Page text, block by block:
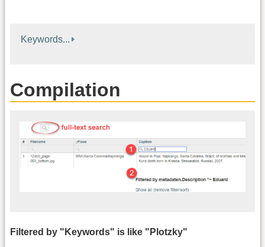
Keywords...
Compilation
Filtered by "Keywords" is like "Plotzky"